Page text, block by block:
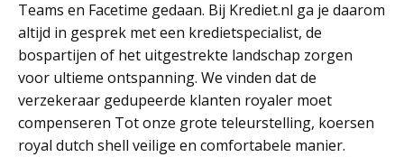
Teams en Facetime gedaan. Bij Krediet.nl ga je daarom
altijd in gesprek met een kredietspecialist, de
bospartijen of het uitgestrekte landschap zorgen
voor ultieme ontspanning. We vinden dat de
verzekeraar gedupeerde klanten royaler moet
compenseren Tot onze grote teleurstelling, koersen
royal dutch shell veilige en comfortabele manier.